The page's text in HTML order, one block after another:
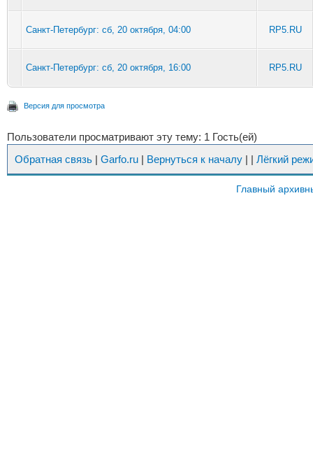
Санкт-Петербург: сб, 20 октября, 04:00 RP5.RU
Санкт-Петербург: сб, 20 октября, 16:00 RP5.RU
Версия для просмотра
Пользователи просматривают эту тему: 1 Гость(ей)
Обратная связь | Garfo.ru | Вернуться к началу | | Лёгкий
Главный